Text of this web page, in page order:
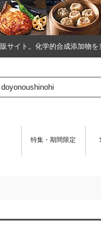
イト。化学的合成添加物を
特集・期間限定